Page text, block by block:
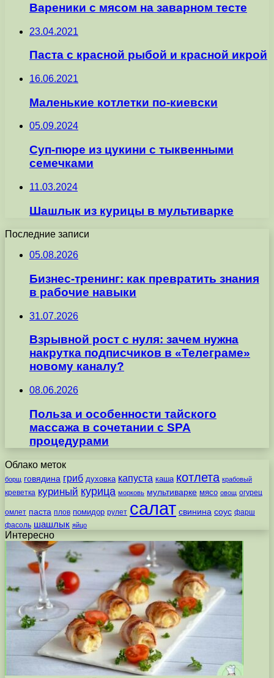
Вареники с мясом на заварном тесте
23.04.2021
Паста с красной рыбой и красной икрой
16.06.2021
Маленькие котлетки по-киевски
05.09.2024
Суп-пюре из цукини с тыквенными
семечками
11.03.2024
Шашлык из курицы в мультиварке
Последние записи
05.08.2026
Бизнес-тренинг: как превратить знания
в рабочие навыки
31.07.2026
Взрывной рост с нуля: зачем нужна
накрутка подписчиков в «Телеграме»
новому каналу?
08.06.2026
Польза и особенности тайского
массажа в сочетании с SPA
процедурами
Облако меток
борщ говядина гриб духовка капуста каша котлета крабовый
креветка куриный курица морковь мультиварке мясо овощ огурец
омлет паста плов помидор рулет салат свинина соус фарш
фасоль шашлык яйцо
Интересно